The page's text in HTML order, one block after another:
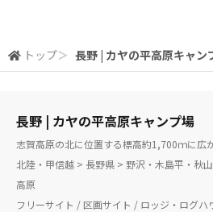
トップ＞ 長野 | カヤの平高原キャン
長野 | カヤの平高原キャンプ場
志賀高原の北に位置する標高約1,700ｍに広
北陸・甲信越 > 長野県 > 野沢・木島平・秋
高原
フリーサイト / 区画サイト / ロッジ・ログハ